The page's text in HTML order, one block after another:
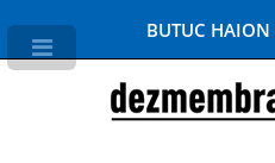
BUTUC